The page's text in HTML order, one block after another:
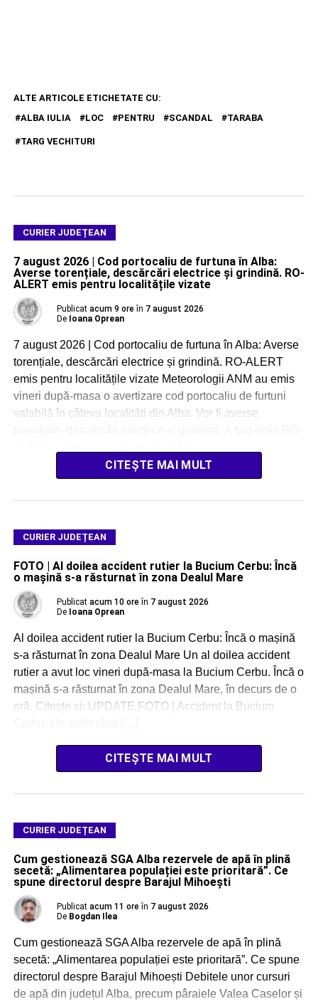
ALTE ARTICOLE ETICHETATE CU:
ALBA IULIA
LOC PENTRU SCANDAL TARABA
TARG VECHITURI
CURIER JUDEȚEAN
7 august 2026 | Cod portocaliu de furtuna în Alba:
Averse torențiale, descărcări electrice și grindină. RO-
ALERT emis pentru localitățile vizate
Publicat acum 9 ore în 7 august 2026
De Ioana Oprean
7 august 2026 | Cod portocaliu de furtuna în Alba: Averse
torențiale, descărcări electrice și grindină. RO-ALERT
emis pentru localitățile vizate Meteorologii ANM au emis
vineri după-masa o avertizare cod portocaliu de furtuni
valabilă în câteva localități din Alba. Vor fi averse
CITEȘTE MAI MULT
CURIER JUDEȚEAN
FOTO | Al doilea accident rutier la Bucium Cerbu: Încă
o mașină s-a răsturnat în zona Dealul Mare
Publicat acum 10 ore în 7 august 2026
De Ioana Oprean
Al doilea accident rutier la Bucium Cerbu: Încă o mașină
s-a răsturnat în zona Dealul Mare Un al doilea accident
rutier a avut loc vineri după-masa la Bucium Cerbu. Încă o
mașină s-a răsturnat în zona Dealul Mare, în decurs de o
oră. Citește și: UPDATE FOTO | Accident la Bucium
CITEȘTE MAI MULT
CURIER JUDEȚEAN
Cum gestionează SGA Alba rezervele de apă în plină
secetă: „Alimentarea populației este prioritară”. Ce
spune directorul despre Barajul Mihoești
Publicat acum 11 ore în 7 august 2026
De Bogdan Ilea
Cum gestionează SGA Alba rezervele de apă în plină
secetă: „Alimentarea populației este prioritară”. Ce spune
directorul despre Barajul Mihoești Debitele unor cursuri
de apă din județul Alba, precum pâraiele Valea Caselor și